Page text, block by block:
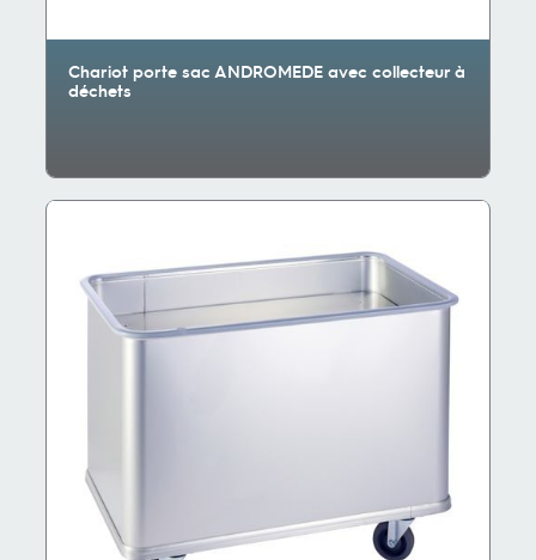
Chariot porte sac ANDROMEDE avec collecteur à
déchets